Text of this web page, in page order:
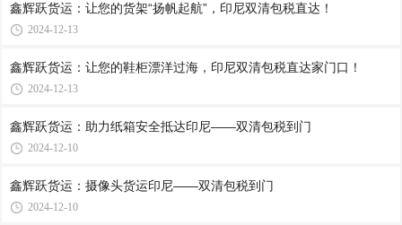
鑫辉跃货运：让您的货架“扬帆起航”，印尼双清包税直达！
2024-12-13
鑫辉跃货运：让您的鞋柜漂洋过海，印尼双清包税直达家门口！
2024-12-13
鑫辉跃货运：助力纸箱安全抵达印尼——双清包税到门
2024-12-10
鑫辉跃货运：摄像头货运印尼——双清包税到门
2024-12-10